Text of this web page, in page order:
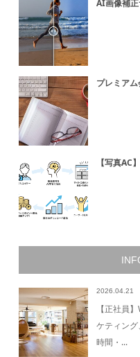
AI画像補
プレミア
【写真AC
2026.04.21
【正社員
ケティン
時間・...